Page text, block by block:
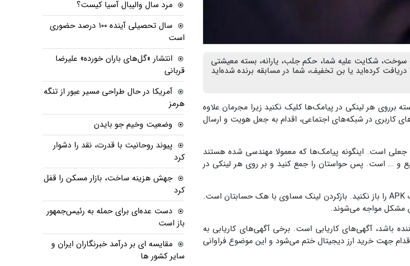
سوخت، شکایت علیه شما، حکم جلب، یارانه، بسته معیشتی
سامانه ثنا، شما برنده قرعه‌کشی شده‌اید، شما تخفیف ۹۰% دریافت کرده‌اید یا بن تخفیف، شما در مسابقه برنده شده‌اید
برروی هر لینکی در پیامک‌ها کلیک نکنید زیرا مجرمان علاوه
کاربری در شبکه‌های اجتماعی، اقدام به جعل هویت و ارسال
است. اینگونه پیامک‌ها که معمولا مهندسی شده هستند
و … است. پس حواستان را جمع کنید و بر روی هر لینکی در
کارشناسان همواره هشدار می‌دهند هیچ پیامک و آگهی همراه با لینک APK را باز نکنید. بازکردن لینک مساوی با هک حسابتان است.
مشکل مواجه می‌شوند.
باشد، آگهی‌های کاریابی است. برخی آگهی‌های کاریابی به
جهت خرید ارز دیجیتال ختم می‌شود و این موضوع فراوانی
مرد سال والیبال آسیا کیست؟
سال تحصیلی آینده ۱۰۰ درصد حضوری
است
انتشار «گل‌های باران خورده» علیرضا
قربانی
آمریکا در حال طراحی مسیر عبور از تنگه
هرمز
وضعیت وخیم جو بایدن
پیوند روحانیت با قدرت، نقد را دشوار
کرد
جهش هزینه ساخت، بازار مسکن را قفل
کرد
دست عده‌ای برای حمله به رئیس‌جمهور
باز است
مقایسه ای بر درآمد خبرنگاران ایران و
سایر کشور ها